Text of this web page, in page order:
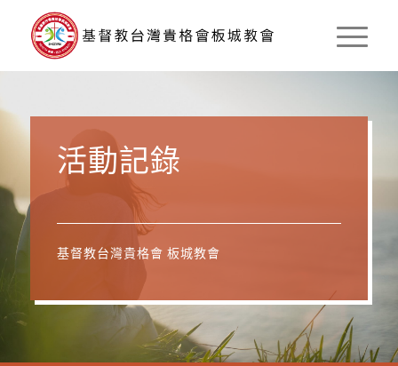
活動記錄
基督教台灣貴格會 板城教會